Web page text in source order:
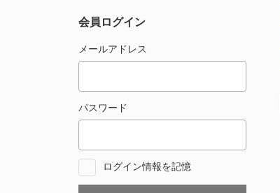
会員ログイン
メールアドレス
パスワード
ログイン情報を記憶